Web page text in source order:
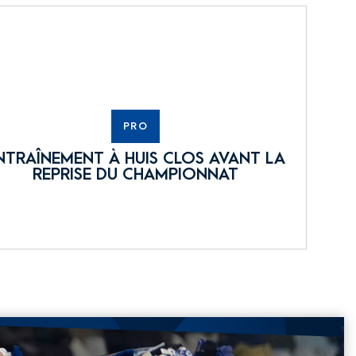
PRO
À HUIS CLOS AVANT LA
REPRISE DU CHAMPIONNAT